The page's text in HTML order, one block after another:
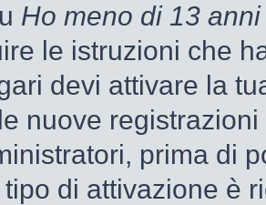
Ho meno di 13 anni
le istruzioni che
devi attivare la
nuove
prima di
di attivazione è